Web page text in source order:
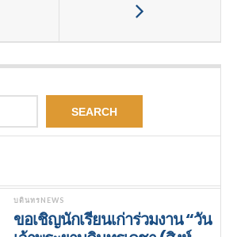
SEARCH
บดินทรNEWS
ขอเชิญนักเรียนเก่าร่วมงาน “วัน